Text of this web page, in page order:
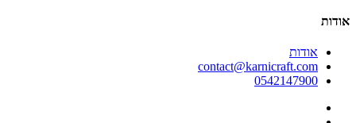
אודות
אודות
contact@karnicraft.com
0542147900